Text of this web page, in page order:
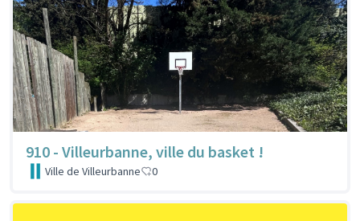
910 - Villeurbanne, ville du basket !
Ville de Villeurbanne 0